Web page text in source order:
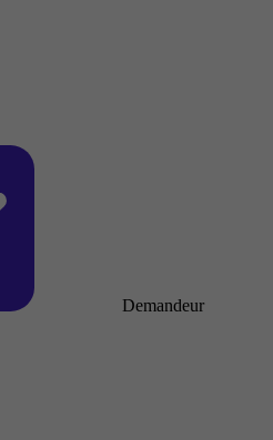
Demandeur